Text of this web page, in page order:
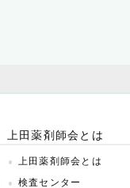
上田薬剤師会とは
上田薬剤師会とは
検査センター